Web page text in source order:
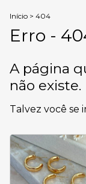
Início > 404
Erro -
A página
não existe.
Talvez você se